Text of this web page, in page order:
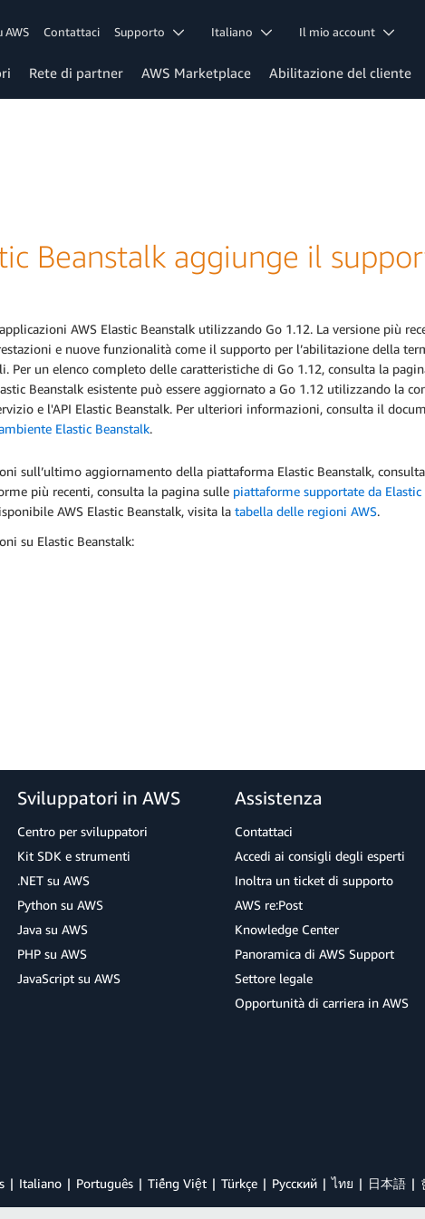
Contattaci Supporto Italiano Il mio account
Rete di partner AWS Marketplace Abilitazione del cliente
Beanstalk aggiunge il
AWS Elastic Beanstalk utilizzando Go 1.12. La versione più
e nuove funzionalità come il supporto per l’abilitazione della
Per un elenco completo delle caratteristiche di Go 1.12, consulta la
Beanstalk esistente può essere aggiornato a Go 1.12 utilizzando la
e l'API Elastic Beanstalk. Per ulteriori informazioni, consulta il
Elastic Beanstalk.
sull’ultimo aggiornamento della piattaforma Elastic Beanstalk,
più recenti, consulta la pagina sulle piattaforme supportate da Elastic
AWS Elastic Beanstalk, visita la tabella delle regioni AWS.
su Elastic Beanstalk:
Sviluppatori in AWS
Centro per sviluppatori
Kit SDK e strumenti
.NET su AWS
Python su AWS
Java su AWS
PHP su AWS
JavaScript su AWS
Assistenza
Contattaci
Accedi ai consigli degli esperti
Inoltra un ticket di supporto
AWS re:Post
Knowledge Center
Panoramica di AWS Support
Settore legale
Opportunità di carriera in AWS
Italiano Português Tiếng Việt Türkçe Ρусский ไทย 日本語